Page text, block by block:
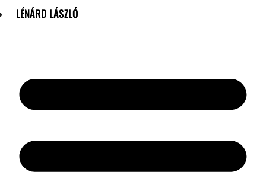
LÉNÁRD LÁSZLÓ